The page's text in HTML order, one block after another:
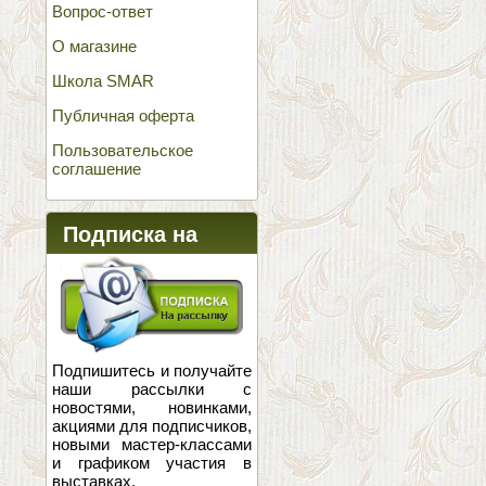
Вопрос-ответ
О магазине
Школа SMAR
Публичная оферта
Пользовательское
соглашение
Подписка на
новости
Подпишитесь и получайте
наши рассылки с
новостями, новинками,
акциями для подписчиков,
новыми мастер-классами
и графиком участия в
выставках.